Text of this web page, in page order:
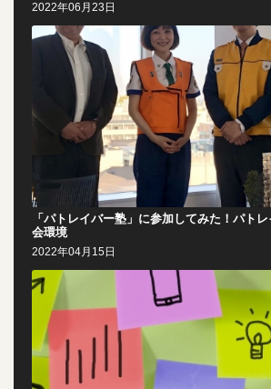
2022年06月23日
「パトレイバー塾」に参加してみた！パト
会環境
2022年04月15日